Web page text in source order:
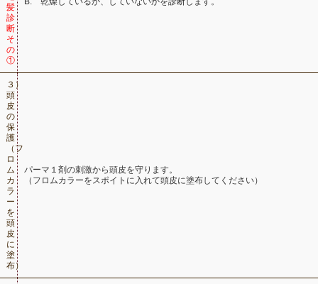
髪
診
断
そ
の
①
３）
頭
皮
の
保
護
（フ
ロ
ム
カ
ラ
ー
を
頭
皮
に
塗
布）
パーマ１剤の刺激から頭皮を守ります。
（フロムカラーをスポイトに入れて頭皮に塗布してください）